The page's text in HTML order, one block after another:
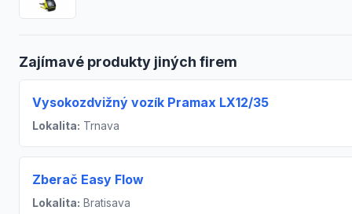
Zajímavé produkty jiných firem
Vysokozdvižný vozík Pramax LX12/35
Lokalita: Trnava
Zberač Easy Flow
Lokalita: Bratisava